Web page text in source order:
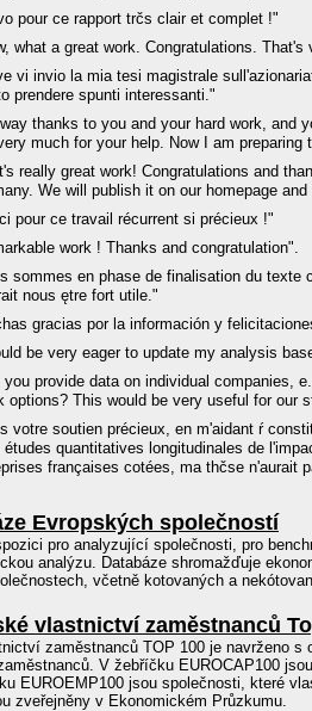
pour ce rapport trčs clair et complet !"
what a great work. Congratulations.
vi invio la mia tesi magistrale
prendere spunti interessanti."
thanks to you and your hard work, and
much for your help. Now I am
really great work! Congratulations and
We will publish it on our homepage
pour ce travail récurrent si précieux !"
work ! Thanks and congratulation".
sommes en phase de finalisation du texte
nous ętre fort utile."
gracias por la información y
be very eager to update my analysis
you provide data on individual companies,
options? This would be very useful for our
votre soutien précieux, en m'aidant ŕ
études quantitatives longitudinales de
françaises cotées, ma thčse n'aurait
Evropských společností
pro analyzující společnosti, pro
analýzu. Databáze shromažďuje
včetně kotovaných a
vlastnictví zaměstnanců
zaměstnanců TOP 100 je navrženo
V žebříčku EUROCAP100
EUROEMP100 jsou společnosti, které
zveřejněny v Ekonomickém Průzkumu.